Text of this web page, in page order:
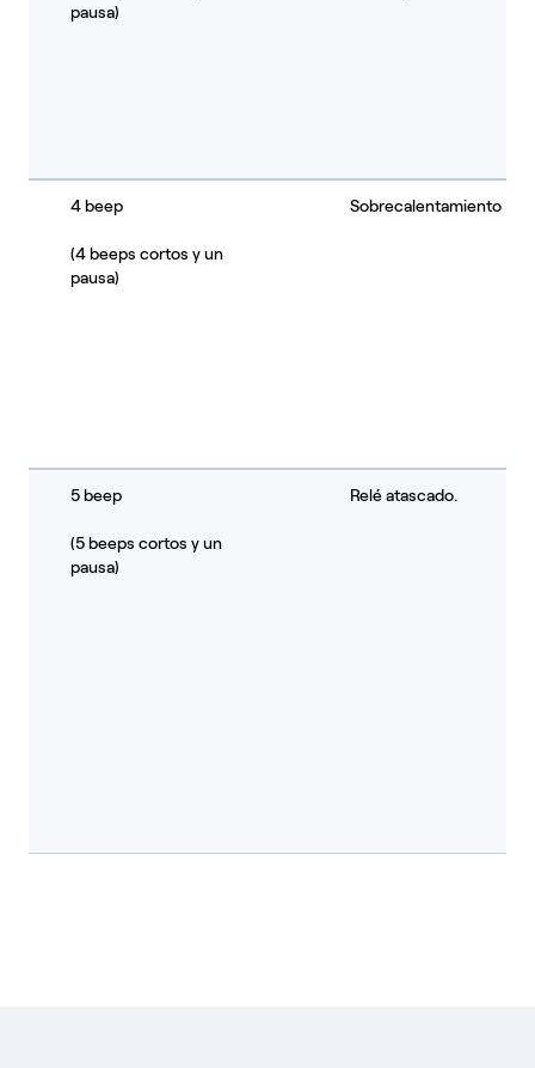
pausa)
4 beep
(4 beeps cortos y un
pausa)
Sobrecalentamiento
5 beep
(5 beeps cortos y un
pausa)
Relé atascado.